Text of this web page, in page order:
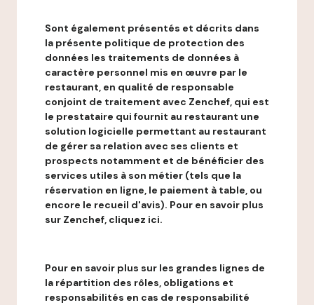
Sont également présentés et décrits dans
la présente politique de protection des
données les traitements de données à
caractère personnel mis en œuvre par le
restaurant, en qualité de responsable
conjoint de traitement avec Zenchef, qui est
le prestataire qui fournit au restaurant une
solution logicielle permettant au restaurant
de gérer sa relation avec ses clients et
prospects notamment et de bénéficier des
services utiles à son métier (tels que la
réservation en ligne, le paiement à table, ou
encore le recueil d'avis). Pour en savoir plus
sur Zenchef, cliquez ici.
Pour en savoir plus sur les grandes lignes de
la répartition des rôles, obligations et
responsabilités en cas de responsabilité